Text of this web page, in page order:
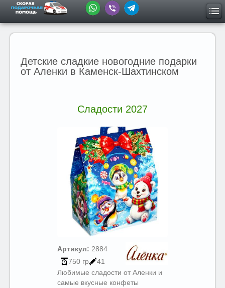
Детские сладкие новогодние подарки
от Аленки в Каменск-Шахтинском
Сладости 2027
Артикул: 2884
750 гр
41
Любимые сладости от Аленки и
самые вкусные конфеты